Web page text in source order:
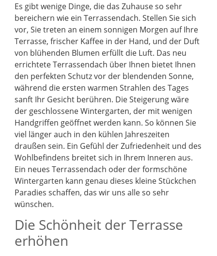
Es gibt wenige Dinge, die das Zuhause so sehr
bereichern wie ein Terrassendach. Stellen Sie sich
vor, Sie treten an einem sonnigen Morgen auf Ihre
Terrasse, frischer Kaffee in der Hand, und der Duft
von blühenden Blumen erfüllt die Luft. Das neu
errichtete Terrassendach über Ihnen bietet Ihnen
den perfekten Schutz vor der blendenden Sonne,
während die ersten warmen Strahlen des Tages
sanft Ihr Gesicht berühren. Die Steigerung wäre
der geschlossene Wintergarten, der mit wenigen
Handgriffen geöffnet werden kann. So können Sie
viel länger auch in den kühlen Jahreszeiten
draußen sein. Ein Gefühl der Zufriedenheit und des
Wohlbefindens breitet sich in Ihrem Inneren aus.
Ein neues Terrassendach oder der formschöne
Wintergarten kann genau dieses kleine Stückchen
Paradies schaffen, das wir uns alle so sehr
wünschen.
Die Schönheit der Terrasse
erhöhen